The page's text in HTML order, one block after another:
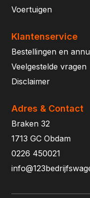
Voertuigen
Klantenservice
Bestellingen en
Veelgestelde vragen
Disclaimer
Adres & Contact
Braken 32
1713 GC Obdam
0226 450021